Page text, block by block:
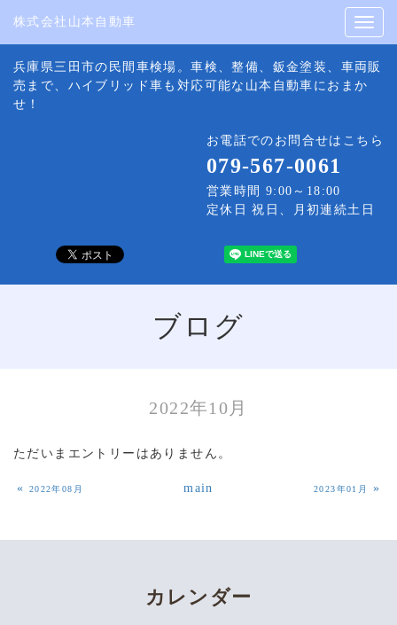
株式会社山本自動車
株式会社山本自動車
兵庫県三田市の民間車検場。車検、整備、鈑金塗装、車両販
売まで、ハイブリッド車も対応可能な山本自動車におまか
せ！
お電話でのお問合せはこちら
079-567-0061
営業時間 9:00～18:00
定休日 祝日、月初連続土日
ブログ
2022年10月
ただいまエントリーはありません。
« 2022年08月 main 2023年01月 »
カレンダー